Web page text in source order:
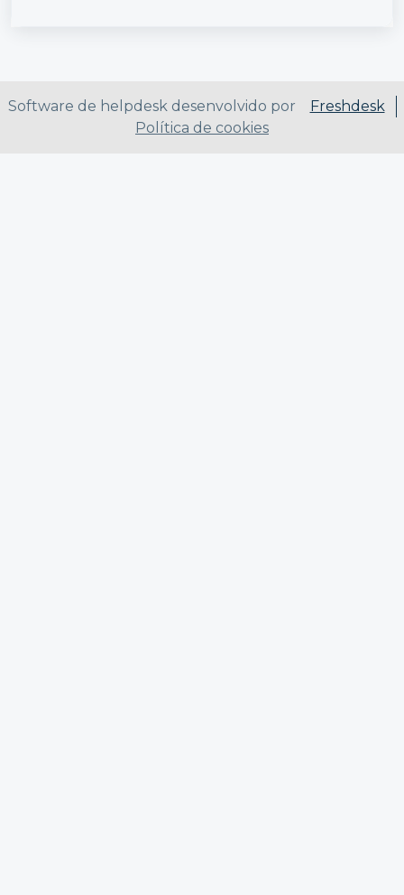
Software de helpdesk desenvolvido por
Freshdesk
Política de cookies